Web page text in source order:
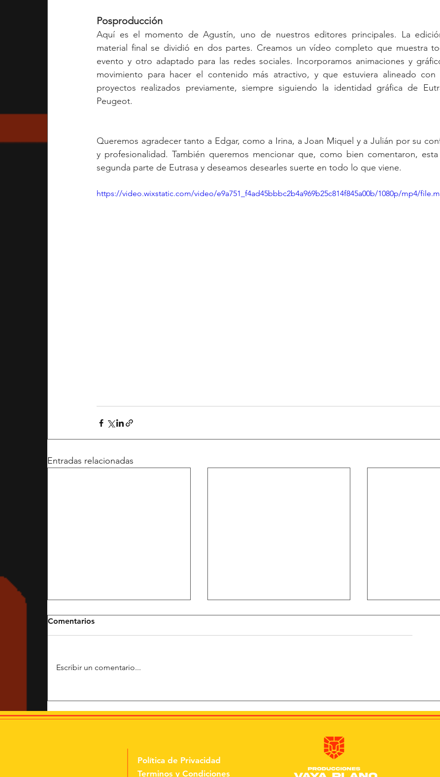
Posproducción
Aquí es el momento de Agustín, uno de nuestros editores principales. La
material final se dividió en dos partes. Creamos un vídeo completo que muestra
evento y otro adaptado para las redes sociales. Incorporamos animaciones y
movimiento para hacer el contenido más atractivo, y que estuviera alineado con
proyectos realizados previamente, siempre siguiendo la identidad gráfica de
Peugeot.
Queremos agradecer tanto a Edgar, como a Irina, a Joan Miquel y a Julián por su
y profesionalidad. También queremos mencionar que, como bien comentaron,
segunda parte de Eutrasa y deseamos desearles suerte en todo lo que viene.
https://video.wixstatic.com/video/e9a751_f4ad45bbbc2b4a969b25c814f845a00b/1080p/mp4/
Entradas relacionadas
de tu campaña empezara
con una pregunta
audiovisual: joventut,
innovació i intel·ligència
Granollers a
del mañana
Comentarios
Escribir un comentario...
Política de Privacidad
Terminos y Condiciones